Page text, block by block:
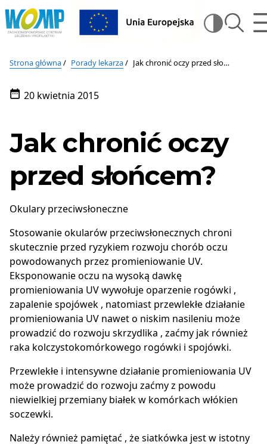
Wojewódzki
Ośrodek
Pracy
Zachodniopomorskie
Leczenia
Profilaktyki
Wojewódzki
Ośrodek
Medycyny
Zachodniopomorskie
Leczenia
w
Szczecinie
szukaj
Strona główna Porady lekarza Jak chronić oczy przed słońcem?
Data20 kwietnia 2015
Jak chronić oczy
przed słońcem?
Okulary przeciwsłoneczne
Stosowanie okularów przeciwsłonecznych chroni
skutecznie przed ryzykiem rozwoju chorób oczu
powodowanych przez promieniowanie UV.
Eksponowanie oczu na wysoką dawkę
promieniowania UV wywołuje oparzenie rogówki ,
zapalenie spojówek , natomiast przewlekłe działanie
promieniowania UV nawet o niskim nasileniu może
prowadzić do rozwoju skrzydlika , zaćmy jak również
raka kolczystokomórkowego rogówki i spojówki.
Przewlekłe i intensywne działanie promieniowania UV
może prowadzić do rozwoju zaćmy z powodu
niewielkiej przemiany białek w komórkach włókien
soczewki.
Należy również pamiętać , że siatkówka jest w istotny